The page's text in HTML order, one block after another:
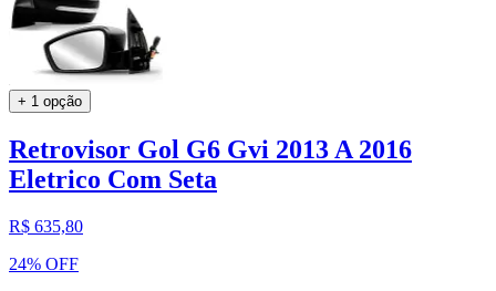
+ 1 opção
Retrovisor Gol G6 Gvi 2013 A 2016
Eletrico Com Seta
R$ 635,80
24% OFF